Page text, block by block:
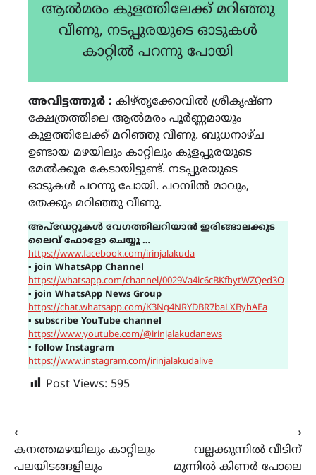
ആൽമരം കുളത്തിലേക്ക് മറിഞ്ഞു
വീണു, നടപ്പുരയുടെ ഓടുകൾ
കാറ്റിൽ പറന്നു പോയി
അവിട്ടത്തൂർ : കിഴ്തൃക്കോവിൽ ശ്രീകൃഷ്ണ
ക്ഷേത്രത്തിലെ ആൽമരം പൂർണ്ണമായും
കുളത്തിലേക്ക് മറിഞ്ഞു വീണു. ബുധനാഴ്ച
ഉണ്ടായ മഴയിലും കാറ്റിലും കുളപ്പുരയുടെ
മേൽക്കൂര കേടായിട്ടുണ്ട്. നടപ്പുരയുടെ
ഓടുകൾ പറന്നു പോയി. പറമ്പിൽ മാവും,
തേക്കും മറിഞ്ഞു വീണു.
അപ്ഡേറ്റുകൾ വേഗത്തിലറിയാൻ ഇരിങ്ങാലക്കുട
ലൈവ് ഫോളോ ചെയ്യൂ …
https://www.facebook.com/irinjalakuda
▪ join WhatsApp Channel
https://whatsapp.com/channel/0029Va4ic6cBKfhytWZQed3O
▪ join WhatsApp News Group
https://chat.whatsapp.com/K3Ng4NRYDBR7baLXByhAEa
▪ subscribe YouTube channel
https://www.youtube.com/@irinjalakudanews
▪ follow Instagram
https://www.instagram.com/irinjalakudalive
Post Views: 595
Post
navigation
⟵
കനത്തമഴയിലും കാറ്റിലും
പലയിടങ്ങളിലും
വല്ലക്കുന്നിൽ വീടിന്
മുന്നിൽ കിണർ പോലെ
⟶